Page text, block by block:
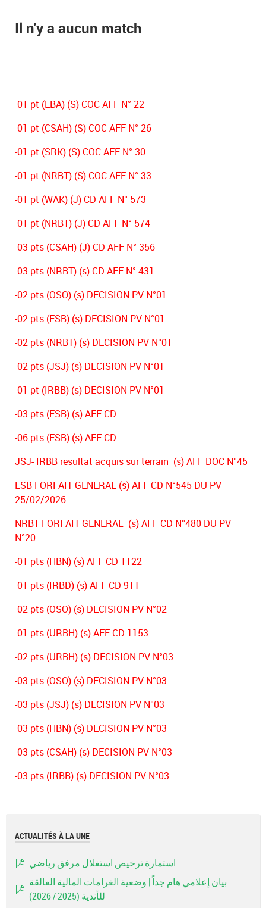
Il n'y a aucun match
-01 pt (EBA) (S) COC AFF N° 22
-01 pt (CSAH) (S) COC AFF N° 26
-01 pt (SRK) (S) COC AFF N° 30
-01 pt (NRBT) (S) COC AFF N° 33
-01 pt (WAK) (J) CD AFF N° 573
-01 pt (NRBT) (J) CD AFF N° 574
-03 pts (CSAH) (J) CD AFF N° 356
-03 pts (NRBT) (s) CD AFF N° 431
-02 pts (OSO) (s) DECISION PV N°01
-02 pts (ESB) (s) DECISION PV N°01
-02 pts (NRBT) (s) DECISION PV N°01
-02 pts (JSJ) (s) DECISION PV N°01
-01 pt (IRBB) (s) DECISION PV N°01
-03 pts (ESB) (s) AFF CD
-06 pts (ESB) (s) AFF CD
JSJ- IRBB resultat acquis sur terrain (s) AFF DOC N°45
ESB FORFAIT GENERAL (s) AFF CD N°545 DU PV
25/02/2026
NRBT FORFAIT GENERAL (s) AFF CD N°480 DU PV
N°20
-01 pts (HBN) (s) AFF CD 1122
-01 pts (IRBD) (s) AFF CD 911
-02 pts (OSO) (s) DECISION PV N°02
-01 pts (URBH) (s) AFF CD 1153
-02 pts (URBH) (s) DECISION PV N°03
-03 pts (OSO) (s) DECISION PV N°03
-03 pts (JSJ) (s) DECISION PV N°03
-03 pts (HBN) (s) DECISION PV N°03
-03 pts (CSAH) (s) DECISION PV N°03
-03 pts (IRBB) (s) DECISION PV N°03
ACTUALITÉS À LA UNE
استمارة ترخيص استغلال مرفق رياضي
pdf
بيان إعلامي هام جداً | وضعية الغرامات المالية العالقة
للأندية (2025 / 2026)